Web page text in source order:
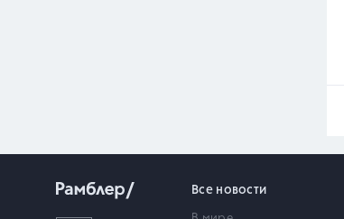
Все новости